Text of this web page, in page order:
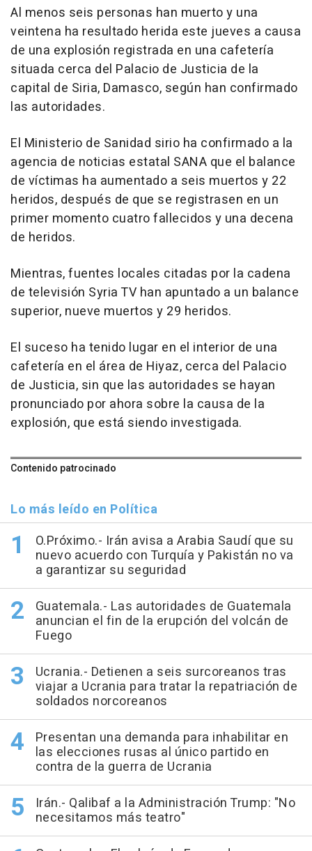
Al menos seis personas han muerto y una
veintena ha resultado herida este jueves a causa
de una explosión registrada en una cafetería
situada cerca del Palacio de Justicia de la
capital de Siria, Damasco, según han confirmado
las autoridades.
El Ministerio de Sanidad sirio ha confirmado a la
agencia de noticias estatal SANA que el balance
de víctimas ha aumentado a seis muertos y 22
heridos, después de que se registrasen en un
primer momento cuatro fallecidos y una decena
de heridos.
Mientras, fuentes locales citadas por la cadena
de televisión Syria TV han apuntado a un balance
superior, nueve muertos y 29 heridos.
El suceso ha tenido lugar en el interior de una
cafetería en el área de Hiyaz, cerca del Palacio
de Justicia, sin que las autoridades se hayan
pronunciado por ahora sobre la causa de la
explosión, que está siendo investigada.
Contenido patrocinado
Lo más leído en Política
O.Próximo.- Irán avisa a Arabia Saudí que su
nuevo acuerdo con Turquía y Pakistán no va
a garantizar su seguridad
Guatemala.- Las autoridades de Guatemala
anuncian el fin de la erupción del volcán de
Fuego
Ucrania.- Detienen a seis surcoreanos tras
viajar a Ucrania para tratar la repatriación de
soldados norcoreanos
Presentan una demanda para inhabilitar en
las elecciones rusas al único partido en
contra de la guerra de Ucrania
Irán.- Qalibaf a la Administración Trump: "No
necesitamos más teatro"